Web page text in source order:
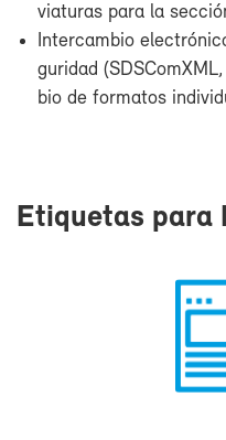
via­tu­ras pa­ra la
In­ter­cam­bio
gu­ri­dad (SDS­ComXML,
bio de for­ma­tos
Eti­que­tas pa­ra